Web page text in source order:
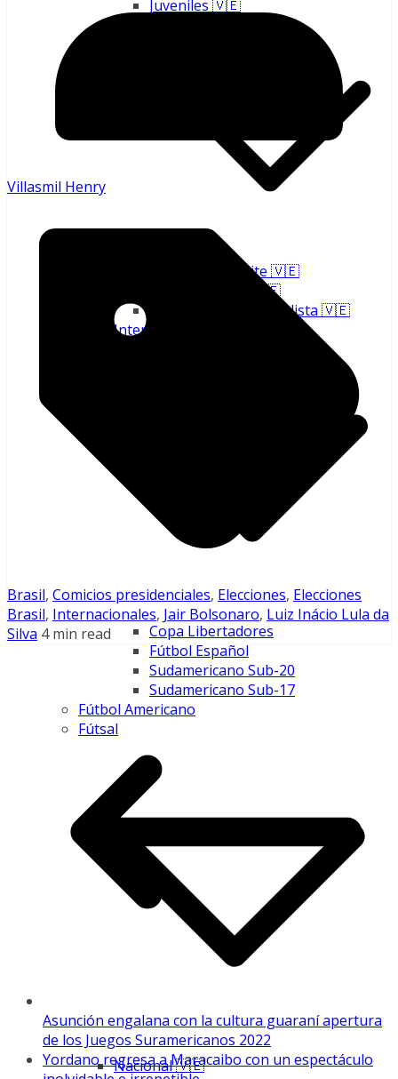
Juveniles 🇻🇪
Torneo Élite 🇻🇪
Copa Oro 🇻🇪
Eliminatorias Mundialista 🇻🇪
Internacional
Copa Libertadores
Fútbol Español
Sudamericano Sub-20
Sudamericano Sub-17
Fútbol Americano
Fútsal
Nacional 🇻🇪
Villasmil Henry
Brasil, Comicios presidenciales, Elecciones, Elecciones
Brasil, Internacionales, Jair Bolsonaro, Luiz Inácio Lula da
Silva 4 min read
Asunción engalana con la cultura guaraní apertura
de los Juegos Suramericanos 2022
Yordano regresa a Maracaibo con un espectáculo